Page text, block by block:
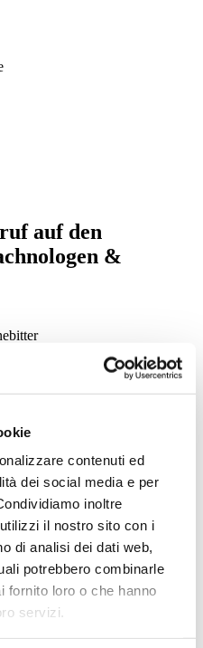
contenuti ed
dei social media e per
inoltre
il nostro sito con i
di analisi dei dati web,
potrebbero combinarle
fornito loro o che hanno
servizi.
auf den
&
in seinen
weiter und hat mit der
aus seinen
Unsterblichkeit erlangt.
spiders, harvestmen, South